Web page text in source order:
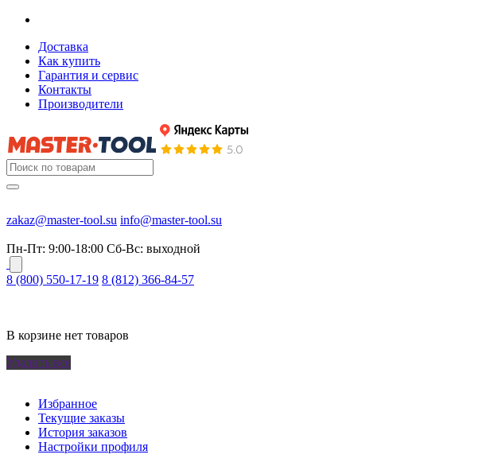
Доставка
Как купить
Гарантия и сервис
Контакты
Производители
zakaz@master-tool.su info@master-tool.su
Пн-Пт: 9:00-18:00 Cб-Вс: выходной
8 (800) 550-17-19 8 (812) 366-84-57
В корзине нет товаров
Удалить все
Избранное
Текущие заказы
История заказов
Настройки профиля